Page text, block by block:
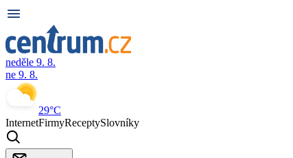
neděle 9. 8.
ne 9. 8.
29°C
InternetFirmyReceptySlovníky